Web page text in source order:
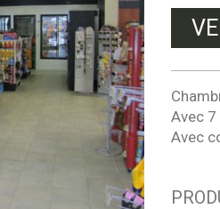
Avec 7
Avec